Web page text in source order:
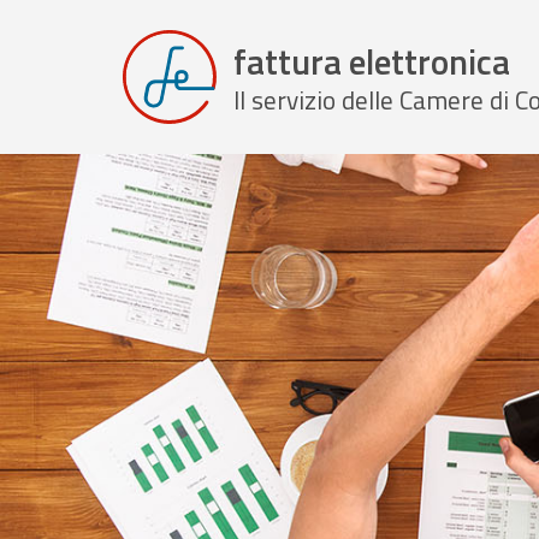
fattura elettronica
Il servizio delle Camere di